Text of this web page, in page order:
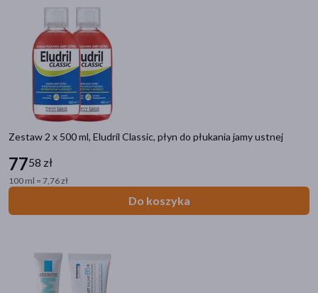
Zestaw 2 x 500 ml, Eludril Classic, płyn do płukania jamy ustnej
7758 zł
100 ml = 7,76 zł
Do koszyka
wrażliwa
sucha(12)
podrażniona(11)
atopowa(10)
dowolna(8)
pokaż więcej
Działanie/właściwości
oczyszczające
nawilżające
(21)
odświeżające (21)